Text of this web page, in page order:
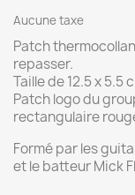
Aucune taxe
Patch
repasser.
Taille de 12.5 x 5.5
Patch logo du
rectangulaire
Formé par les
et le batteur Mick